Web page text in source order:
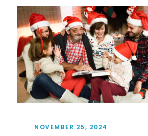
NOVEMBER 25, 2024